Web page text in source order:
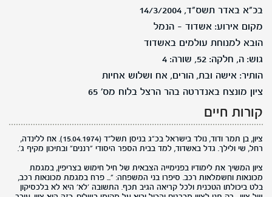
בכ"א באדר תשס"ד, 14/3/2004
מקום אירוע: אשדוד - הנמל
הובא למנוחת עולמים באשדוד
גוש: ה, חלקה: 52, שורה: 4
הותיר: אישה ובת, הורים, אח ושלוש אחיות
ציון מונצח באנדרטה בהר הרצל בלוח מס' 65
קורות חיים
ציון, בן תמר ודוד, נולד בישראל בכ"ג בניסן תשל"ד (15.04.1974). אח ללינדה,
רחל, שי ולילך. גדל באשדוד, למד בבית הספר היסודי "רננים" ובתיכון מקיף ג'.
ציון המשיך את לימודיו בפנימייה הצבאית של חיל חימוש בצריפין, במגמת
מכונאות וחשמלאות רכב. סיפרו בני המשפחה: "... פרח במגמת מכונאות רכב,
בלט ביכולתו הטכנית ולכל קריאה הגיב תכף. התשובה 'לא' היא לא בלכסיקון